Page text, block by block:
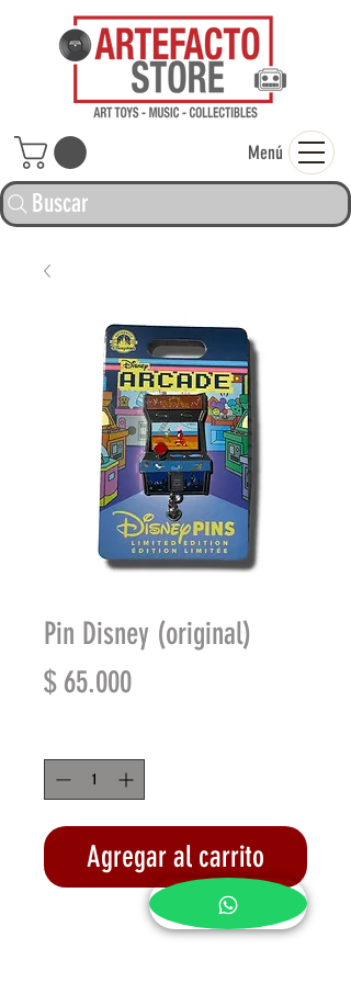
Buscar
Menú
Pin Disney (original)
$ 65.000Precio
Agregar al carrito
Realizar compra